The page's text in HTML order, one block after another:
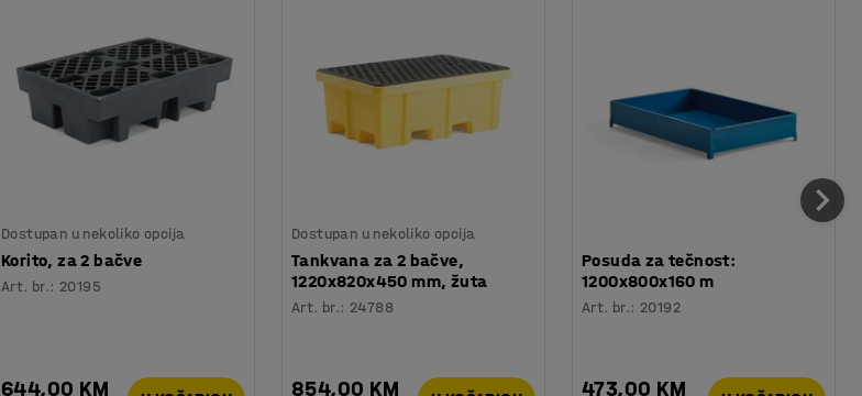
Dostupan u nekoliko opcija
Korito, za 2 bačve
Art. br.: 20195
644,00 KM
Dostupan u nekoliko opcija
Tankvana za 2 bačve,
1220x820x450 mm, žuta
Art. br.: 24788
854,00 KM
Posuda za tečnost:
1200x800x160 m
Art. br.: 20192
473,00 KM